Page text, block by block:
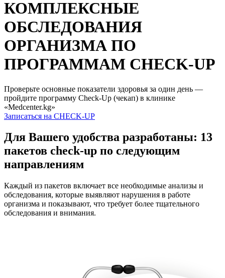
КОМПЛЕКСНЫЕ
ОБСЛЕДОВАНИЯ
ОРГАНИЗМА ПО
ПРОГРАММАМ СHECK-UP
Проверьте основные показатели здоровья за один день —
пройдите программу Check-Up (чекап) в клинике
«Medcenter.kg»
Записаться на CHECK-UP
Для Вашего удобства разработаны: 13
пакетов check-up по следующим
направлениям
Каждый из пакетов включает все необходимые анализы и
обследования, которые выявляют нарушения в работе
организма и показывают, что требует более тщательного
обследования и внимания.